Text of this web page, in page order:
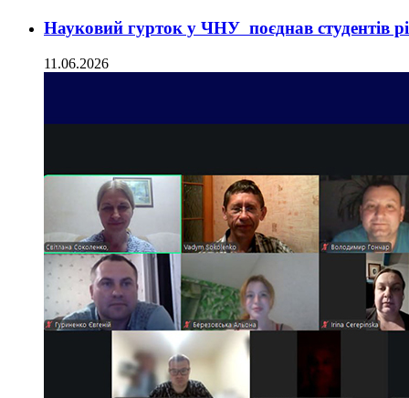
Науковий гурток у ЧНУ поєднав студентів
11.06.2026